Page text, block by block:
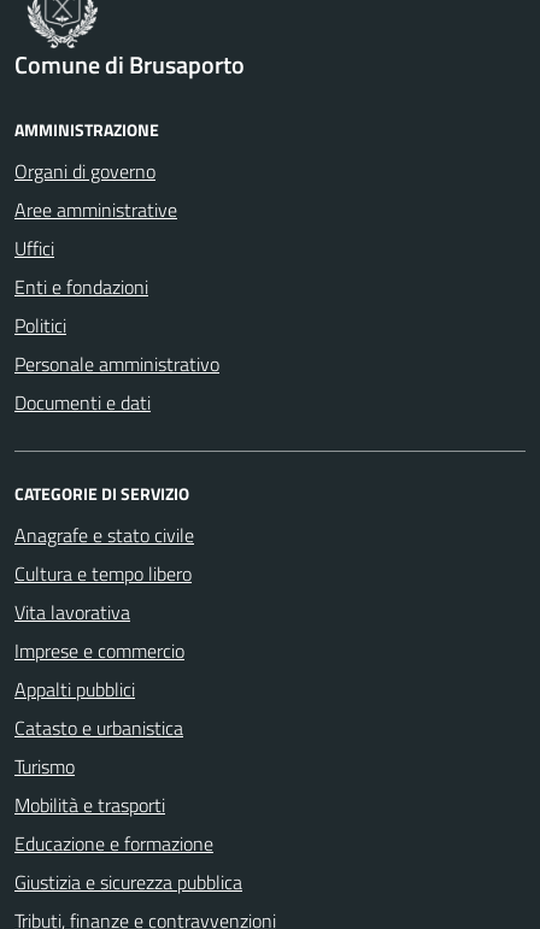
Comune di Brusaporto
AMMINISTRAZIONE
Organi di governo
Aree amministrative
Uffici
Enti e fondazioni
Politici
Personale amministrativo
Documenti e dati
CATEGORIE DI SERVIZIO
Anagrafe e stato civile
Cultura e tempo libero
Vita lavorativa
Imprese e commercio
Appalti pubblici
Catasto e urbanistica
Turismo
Mobilità e trasporti
Educazione e formazione
Giustizia e sicurezza pubblica
Tributi, finanze e contravvenzioni